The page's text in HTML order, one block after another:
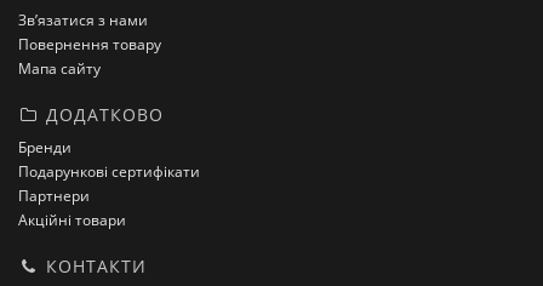
Зв’язатися з нами
Повернення товару
Мапа сайту
ДОДАТКОВО
Бренди
Подарункові сертифікати
Партнери
Акційні товари
КОНТАКТИ